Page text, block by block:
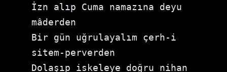
İzn alıp Cuma namazına deyu
mâderden
Bir gün uğrulayalım çerh-i
sitem-perverden
Dolaşıp iskeleye doğru nihan